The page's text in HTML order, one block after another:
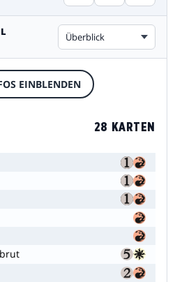
Überblick
EINBLENDEN
28 KARTEN